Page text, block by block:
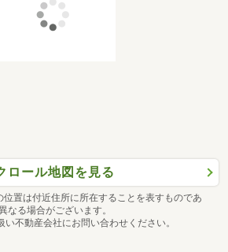
ロール地図を見る
置は付近住所に所在することを表すものであ
なる場合がございます。
不動産会社にお問い合わせください。